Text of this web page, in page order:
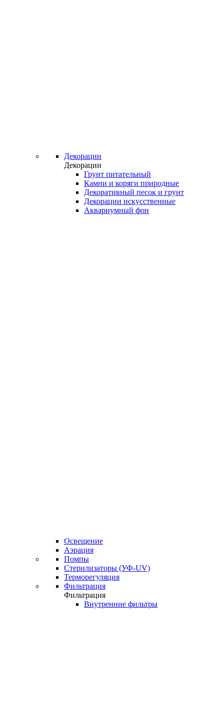
Декорации
Декорации
Грунт питательный
Камни и коряги природные
Декоративный песок и грунт
Декорации искусственные
Аквариумный фон
Освещение
Аэрация
Помпы
Стерилизаторы (УФ-UV)
Терморегуляция
Фильтрация
Фильтрация
Внутренние фильтры